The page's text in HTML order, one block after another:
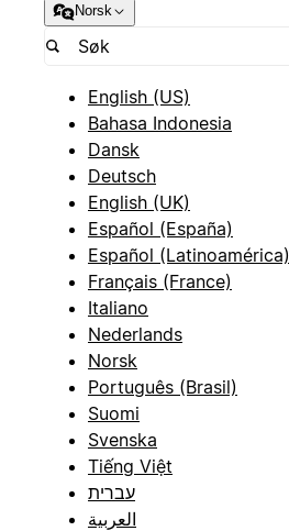
Norsk
English (US)
Bahasa Indonesia
Dansk
Deutsch
English (UK)
Español (España)
Español (Latinoamérica)
Français (France)
Italiano
Nederlands
Norsk
Português (Brasil)
Suomi
Svenska
Tiếng Việt
עברית
العربية